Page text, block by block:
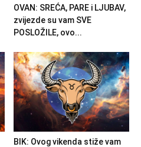
OVAN: SREĆA, PARE i LJUBAV,
zvijezde su vam SVE
POSLOŽILE, ovo...
BIK: Ovog vikenda stiže vam